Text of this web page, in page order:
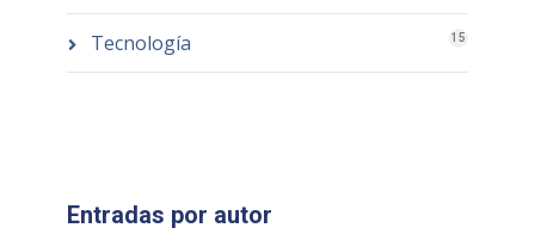
Tecnología 15
Entradas por autor